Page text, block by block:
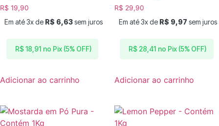
R$ 19,90
R$18,91 no Pix (5% OFF)
Em até 3x de R$ 6,63sem juros
Adicionar ao carrinho
R$ 29,90
R$ 28,41 no Pix (5% OFF)
Em até 3x de R$ 9,97 sem juros
Adicionar ao carrinho